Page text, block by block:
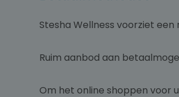
Stesha Wellness voorziet
Ruim aanbod aan
Om het online shoppen voor